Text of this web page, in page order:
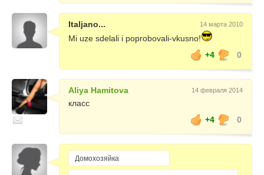
Italjano... 14 марта 2010
Mi uze sdelali i poprobovali-vkusno!
+4
0
Aliya Hamitova 14 февраля 2014
класс
+4
0